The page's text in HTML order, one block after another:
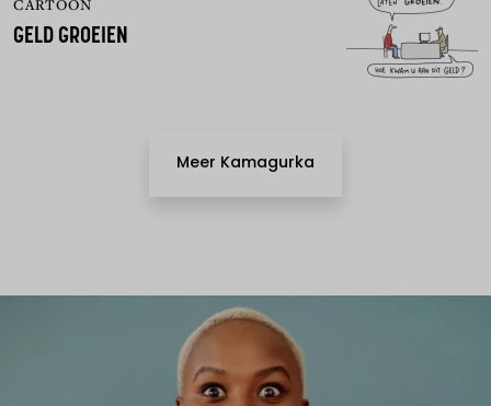
CARTOON
GELD GROEIEN
Meer Kamagurka